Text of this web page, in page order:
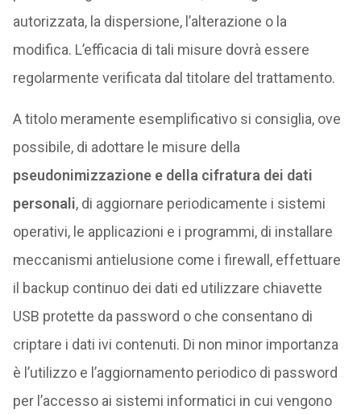
autorizzata, la dispersione, l’alterazione o la
modifica. L’efficacia di tali misure dovrà essere
regolarmente verificata dal titolare del trattamento.
A titolo meramente esemplificativo si consiglia, ove
possibile, di adottare le misure della
pseudonimizzazione e della cifratura dei dati
personali, di aggiornare periodicamente i sistemi
operativi, le applicazioni e i programmi, di installare
meccanismi antielusione come i firewall, effettuare
il backup continuo dei dati ed utilizzare chiavette
USB protette da password o che consentano di
criptare i dati ivi contenuti. Di non minor importanza
è l’utilizzo e l’aggiornamento periodico di password
per l’accesso ai sistemi informatici in cui vengono